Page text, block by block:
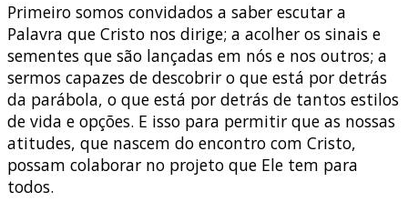
Primeiro somos convidados a saber escutar a
Palavra que Cristo nos dirige; a acolher os sinais e
sementes que são lançadas em nós e nos outros; a
sermos capazes de descobrir o que está por detrás
da parábola, o que está por detrás de tantos estilos
de vida e opções. E isso para permitir que as nossas
atitudes, que nascem do encontro com Cristo,
possam colaborar no projeto que Ele tem para
todos.